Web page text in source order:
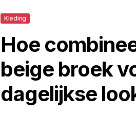
Kleding
Hoe
beige broek
dagelijkse